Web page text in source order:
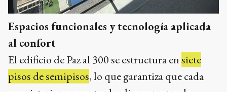
Espacios funcionales y tecnología aplicada
al confort
El edificio de Paz al 300 se estructura ensiete
pisos de semipisos, lo que garantiza que cada